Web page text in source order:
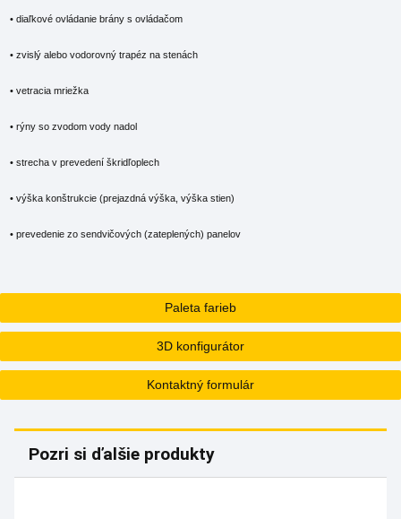
Paleta farieb
3D konfigurátor
Kontaktný formulár
• diaľkové ovládanie brány s ovládačom
• zvislý alebo vodorovný trapéz na stenách
• vetracia mriežka
• rýny so zvodom vody nadol
• strecha v prevedení škridľoplech
• výška konštrukcie (prejazdná výška, výška stien)
• prevedenie zo sendvičových (zateplených) panelov
Pozri si ďalšie produkty